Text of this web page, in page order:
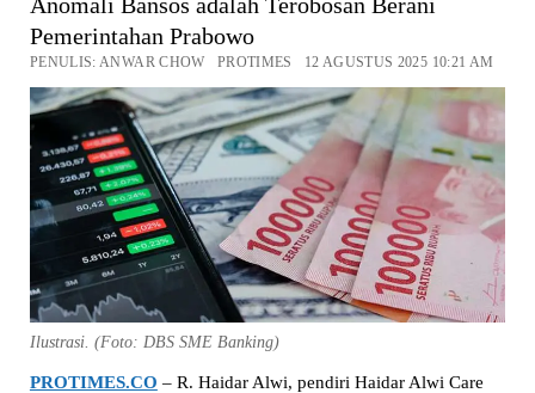
Anomali Bansos adalah Terobosan Berani
Pemerintahan Prabowo
PENULIS: ANWAR CHOW PROTIMES 12 AGUSTUS 2025 10:21 AM
Ilustrasi. (Foto: DBS SME Banking)
PROTIMES.CO – R. Haidar Alwi, pendiri Haidar Alwi Care